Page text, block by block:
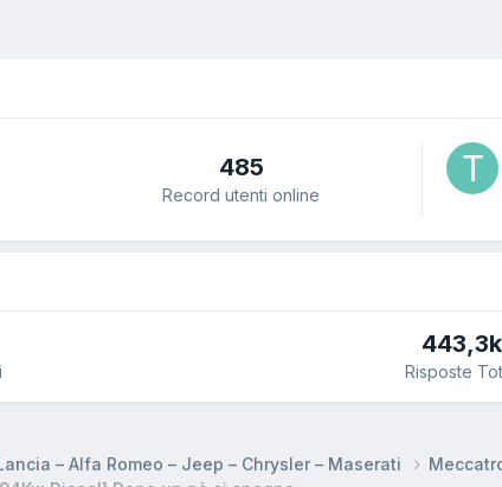
485
Record utenti online
443,3k
Risposte
– Alfa Romeo – Jeep – Chrysler – Maserati